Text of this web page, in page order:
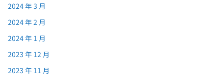
2024 年 3 月
2024 年 2 月
2024 年 1 月
2023 年 12 月
2023 年 11 月